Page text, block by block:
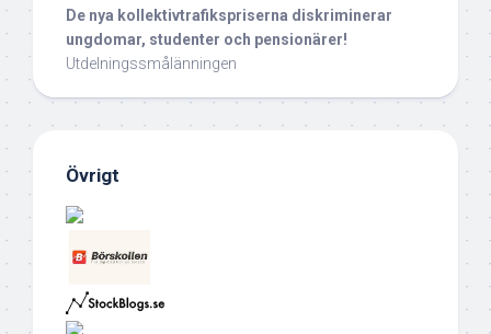
De nya kollektivtrafikspriserna diskriminerar
ungdomar, studenter och pensionärer!
Utdelningssmålänningen
Övrigt